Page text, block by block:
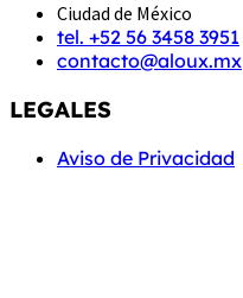
Ciudad de México
tel. +52 56 3458 3951
contacto@aloux.mx
LEGALES
Aviso de Privacidad